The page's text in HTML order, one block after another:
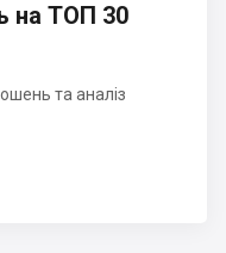
на ТОП 30
та аналіз